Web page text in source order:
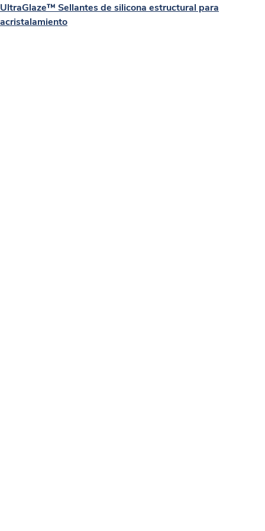
UltraGlaze™ Sellantes de silicona estructural para
acristalamiento